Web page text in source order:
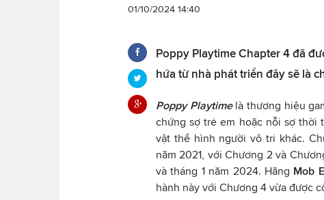
01/10/2024 14:40
Poppy Playtime Chapter 4 đã
hứa từ nhà phát triển đây sẽ là
Poppy Playtimelà thương hiệu
chứng sợ trẻ em hoặc nỗi sợ thời
vật thể hình người vô tri khác.
năm 2021, với Chương 2 và
và tháng 1 năm 2024. Hãng Mob
hành này với Chương 4 vừa được